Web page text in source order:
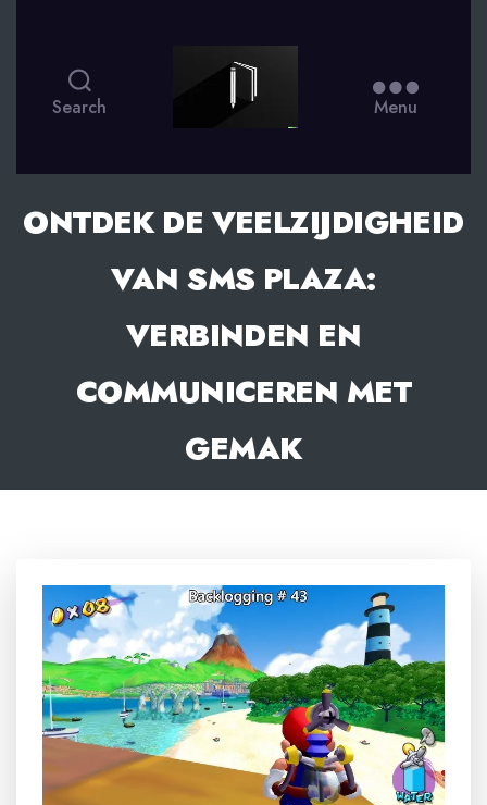
Search Menu
ONTDEK DE VEELZIJDIGHEID
VAN SMS PLAZA:
VERBINDEN EN
COMMUNICEREN MET
GEMAK